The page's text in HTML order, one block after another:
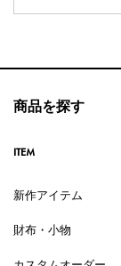
商品を探す
ITEM
新作アイテム
財布・小物